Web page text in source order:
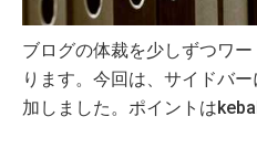
ブログの体裁を少しずつワ
ります。今回は、サイドバ
加しました。ポイントは